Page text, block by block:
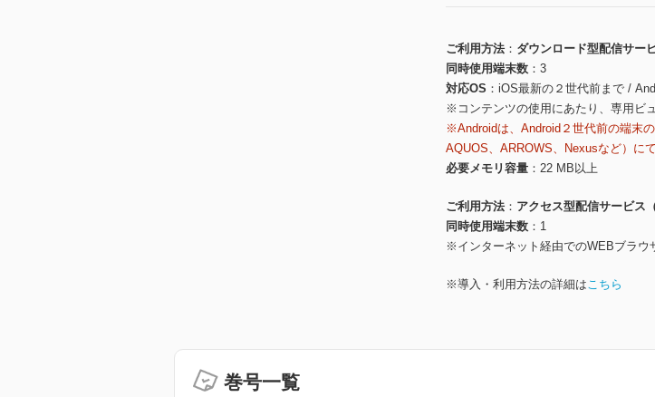
ご利用方法
ダウンロード型配信サー
同時使用端末数
3
対応OS
iOS最新の２世代前まで /
※コンテンツの使用にあたり、専用ビ
※Androidは、Android２世代前の端末
AQUOS、ARROWS、Nexusなど）に
必要メモリ容量
22 MB以上
ご利用方法
アクセス型配信サービス
同時使用端末数
1
※インターネット経由でのWEBブラウ
※導入・利用方法の詳細はこちら
巻号一覧